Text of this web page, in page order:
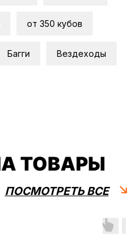
от 350 кубов
Багги Вездеходы